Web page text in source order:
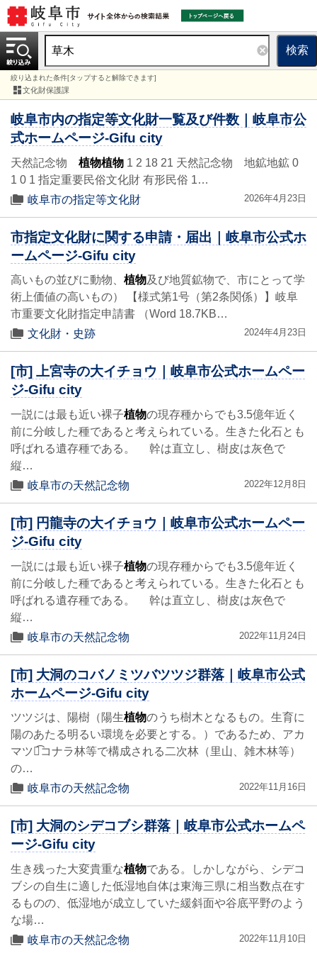
検索
絞り込まれた条件[タップすると解除できます]
文化財保護課
岐阜市内の指定等文化財一覧及び件数｜岐阜市公
式ホームページ-Gifu city
天然記念物 植物植物 1 2 18 21 天然記念物 地鉱地鉱 0
1 0 1 指定重要民俗文化財 有形民俗 1…
岐阜市の指定等文化財
2026年4月23日
市指定文化財に関する申請・届出｜岐阜市公式ホ
ームページ-Gifu city
高いもの並びに動物、 植物及び地質鉱物で、市にとって学
術上価値の高いもの） 【様式第1号（第2条関係）】岐阜
市重要文化財指定申請書 （Word 18.7KB…
文化財・史跡
2024年4月23日
[市] 上宮寺の大イチョウ｜岐阜市公式ホームペー
ジ-Gifu city
一説には最も近い裸子植物の現存種からでも3.5億年近く
前に分岐した種であると考えられている。生きた化石とも
呼ばれる遺存種である。 幹は直立し、樹皮は灰色で
縦…
岐阜市の天然記念物
2022年12月8日
[市] 円龍寺の大イチョウ｜岐阜市公式ホームペー
ジ-Gifu city
一説には最も近い裸子植物の現存種からでも3.5億年近く
前に分岐した種であると考えられている。生きた化石とも
呼ばれる遺存種である。 幹は直立し、樹皮は灰色で
縦…
岐阜市の天然記念物
2022年11月24日
[市] 大洞のコバノミツバツツジ群落｜岐阜市公式
ホームページ-Gifu city
ツツジは、陽樹（陽生植物のうち樹木となるもの。生育に
陽のあたる明るい環境を必要とする。）であるため、アカ
マツや͡コナラ林等で構成される二次林（里山、雑木林等）
の…
岐阜市の天然記念物
2022年11月16日
[市] 大洞のシデコブシ群落｜岐阜市公式ホームペ
ージ-Gifu city
生き残った大変貴重な植物である。しかしながら、シデコ
ブシの自生に適した低湿地自体は東海三県に相当数点在す
るものの、低湿地が成立していた緩斜面や谷底平野のよう
な場…
岐阜市の天然記念物
2022年11月10日